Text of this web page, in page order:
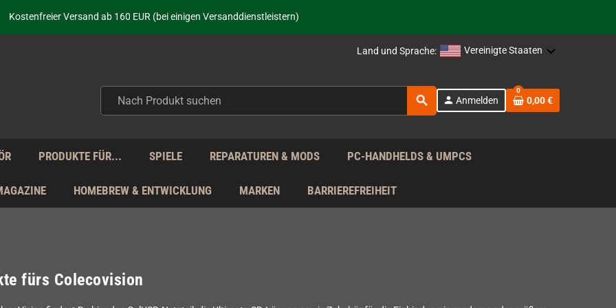
Kostenfreier Versand ab 160 EUR (bei einigen Versanddienstleistern)
Seit über 20 Jahren Deine Anlaufstelle für neue Retro-Hardware!
Täglicher Versand Mo - Fr aus Deutschland - zollfrei innerhalb der EU!
Land und Sprache: Vereinigte Staaten
search person Anmelden
0
0,00 €
PRODUKTE FÜR... SPIELE REPARATUREN & MODS PC-HANDHELDS & UMPCS
HOMEBREW & ENTWICKLUNG MARKEN BARRIEREFREIHEIT
fürs Colecovision